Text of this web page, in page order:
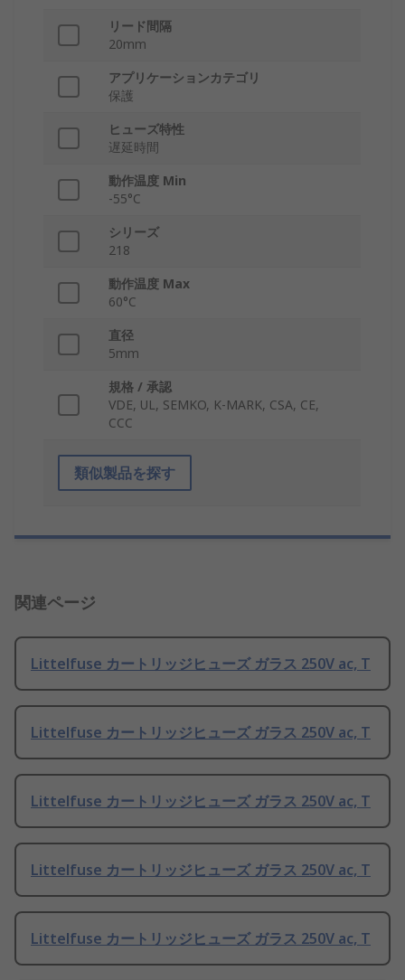
リード間隔
20mm
アプリケーションカテゴリ
保護
ヒューズ特性
遅延時間
動作温度 Min
-55°C
シリーズ
218
動作温度 Max
60°C
直径
5mm
規格 / 承認
VDE, UL, SEMKO, K-MARK, CSA, CE,
CCC
類似製品を探す
関連ページ
Littelfuse カートリッジヒューズ ガラス 250V ac, T
Littelfuse カートリッジヒューズ ガラス 250V ac, T
Littelfuse カートリッジヒューズ ガラス 250V ac, T
Littelfuse カートリッジヒューズ ガラス 250V ac, T
Littelfuse カートリッジヒューズ ガラス 250V ac, T